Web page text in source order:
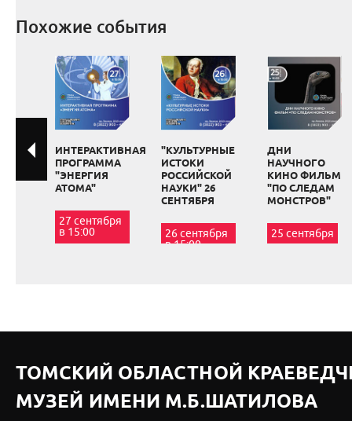
Похожие события
ИНТЕРАКТИВНАЯ
ПРОГРАММА
"ЭНЕРГИЯ
АТОМА"
27 сентября
в 15:00
"КУЛЬТУРНЫЕ
ИСТОКИ
РОССИЙСКОЙ
НАУКИ" 26
СЕНТЯБРЯ
26 сентября
в 15:00
ДНИ
НАУЧНОГО
КИНО ФИЛЬМ
"ПО СЛЕДАМ
МОНСТРОВ"
25 сентября
ТОМСКИЙ ОБЛАСТНОЙ
МУЗЕЙ ИМЕНИ М.Б.ШАТИЛОВА